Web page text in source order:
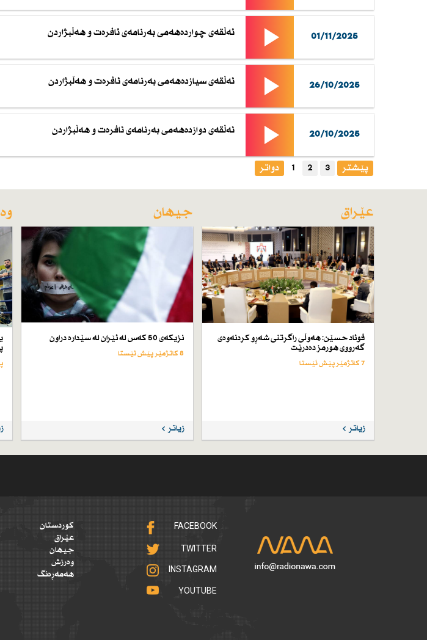
01/11/2025 ئەڵقەی چواردەهەمی بەرنامەی ئافرەت و هەڵبژاردن
26/10/2025 ئەڵقەی سیازدەهەمی بەرنامەی ئافرەت و هەڵبژاردن
20/10/2025 ئەڵقەی دوازدەهەمی بەرنامەی ئافرەت و هەڵبژاردن
پێشتر 1 2 3 دواتر
عێراق
فوئاد حسێن: هەوڵی راگرتنی شەڕو كردنەوەی
گەرووی هورمز دەدرێت
7 کاتژمێر پێش ئێستا
زیاتر
جیهان
نزیكەی 50 كەس لە ئێران لە سێدارە دراون
8 کاتژمێر پێش ئێستا
زیاتر
FACEBOOK
TWITTER
INSTAGRAM
YOUTUBE
کوردستان
عێراق
جیهان
وەرزش
هەمەڕەنگ